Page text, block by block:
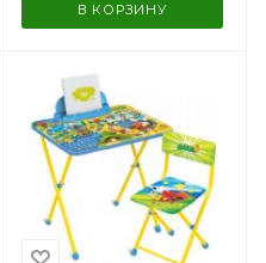
В КОРЗИНУ